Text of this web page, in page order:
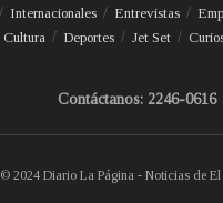
Internacionales Entrevistas
Cultura
Deportes Jet Set
Contáctanos: 2246-0616
© 2024 Diario La Página - Noticias de